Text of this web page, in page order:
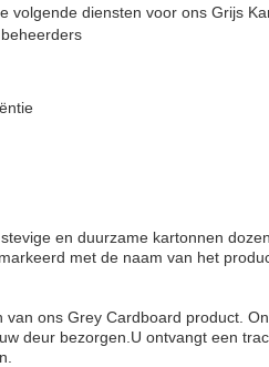
volgende diensten voor ons Grijs
en duurzame kartonnen
met de naam van het
ons Grey Cardboard product.
deur bezorgen.U ontvangt een